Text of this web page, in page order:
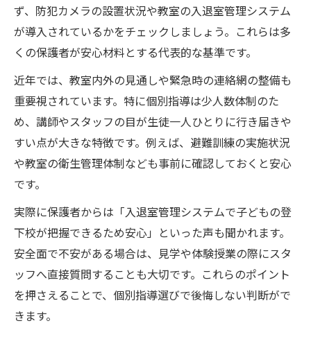
ず、防犯カメラの設置状況や教室の入退室管理システム
が導入されているかをチェックしましょう。これらは多
くの保護者が安心材料とする代表的な基準です。
近年では、教室内外の見通しや緊急時の連絡網の整備も
重要視されています。特に個別指導は少人数体制のた
め、講師やスタッフの目が生徒一人ひとりに行き届きや
すい点が大きな特徴です。例えば、避難訓練の実施状況
や教室の衛生管理体制なども事前に確認しておくと安心
です。
実際に保護者からは「入退室管理システムで子どもの登
下校が把握できるため安心」といった声も聞かれます。
安全面で不安がある場合は、見学や体験授業の際にスタ
ッフへ直接質問することも大切です。これらのポイント
を押さえることで、個別指導選びで後悔しない判断がで
きます。